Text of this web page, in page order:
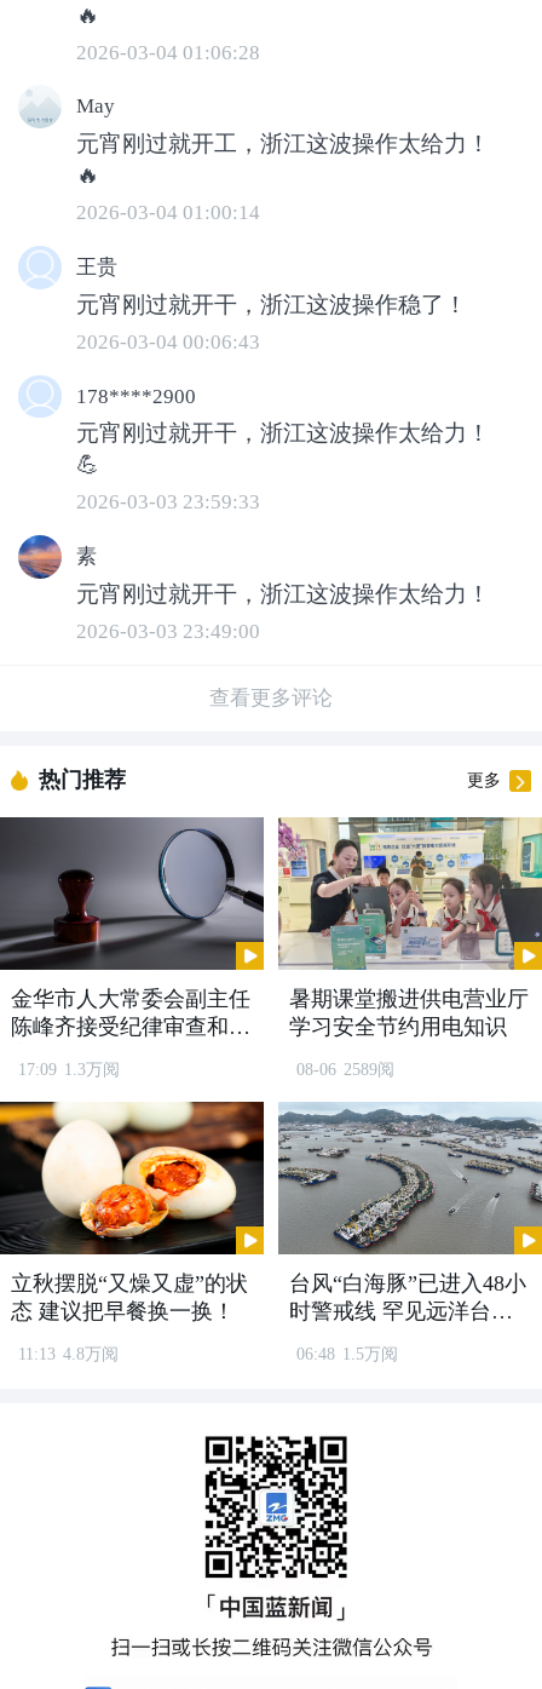
今天，平湖博亚精密机械的员工们也全部
到岗，企业订单已排到8月，大家带着开
工红包的暖意，全身心投入生产。
平湖巨传电子的员工也在这个团圆的节日
即将投用，员工们笑着说，跟着企业一起
成长，日子越来越有奔头。
在舟山，甬舟高速复线一期也吹响了复工
号角。天彩坑岗隧道里，工人们忙着加固
衬砌模板，为年内全线贯通做足准备。
元宵节，班组人员早早到岗，带着家人的
期盼，铆足劲头扎根一线，桥梁施工、隧
道掘进同步推进，让交通大动脉在春日里
🔥
2026-03-04 01:06:28
May
元宵刚过就开工，浙江这波操作太给力！
🔥
2026-03-04 01:00:14
王贵
元宵刚过就开干，浙江这波操作稳了！
2026-03-04 00:06:43
178****2900
元宵刚过就开干，浙江这波操作太给力！
💪
2026-03-03 23:59:33
素
元宵刚过就开干，浙江这波操作太给力！
2026-03-03 23:49:00
查看更多评论
热门推荐 更多
金华市人大常委会副主任
陈峰齐接受纪律审查和监
17:09 1.3万阅
暑期课堂搬进供电营业厅
学习安全节约用电知识
08-06 2589阅
立秋摆脱“又燥又虚”的状
态 建议把早餐换一换！
11:13 4.8万阅
台风“白海豚”已进入48小
时警戒线 罕见远洋台风
06:48 1.5万阅